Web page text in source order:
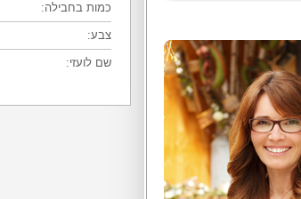
כמות בחבילה:
צבע:
שם לועזי: